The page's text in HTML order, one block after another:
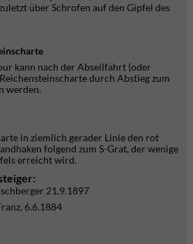
über Schrofen auf den Gipfel des
kann nach der Abseilfahrt (oder
durch Abstieg zum
werden.
in ziemlich gerader Linie den rot
folgend zum S-Grat, der wenige
erreicht wird.
21.9.1897
6.6.1884